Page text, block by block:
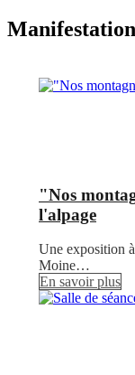
"Nos
l'alpage
Une exposition
Moine…
En savoir plus